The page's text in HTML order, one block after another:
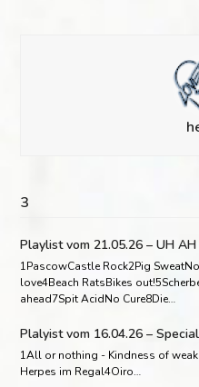
3
Playlist vom 21.05.26 – UH
1PascowCastle Rock2Pig
love4Beach RatsBikes
ahead7Spit AcidNo Cure8Die…
Plalyist vom 16.04.26 –
1All or nothing - Kindness of
Herpes im Regal4Oiro…